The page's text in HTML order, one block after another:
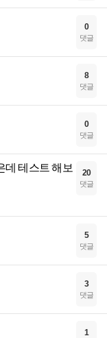
0
댓글
8
댓글
0
댓글
데 테스트 해보
20
댓글
5
댓글
3
댓글
1